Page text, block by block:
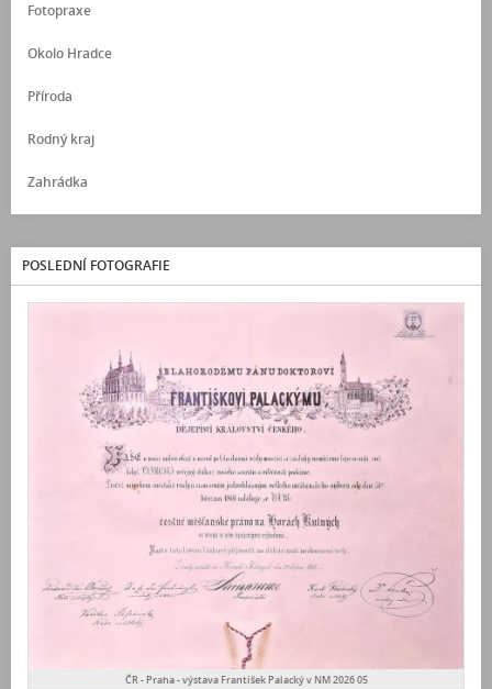
Fotopraxe
Okolo Hradce
Příroda
Rodný kraj
Zahrádka
POSLEDNÍ FOTOGRAFIE
ČR - Praha - výstava František Palacký v NM 2026 05